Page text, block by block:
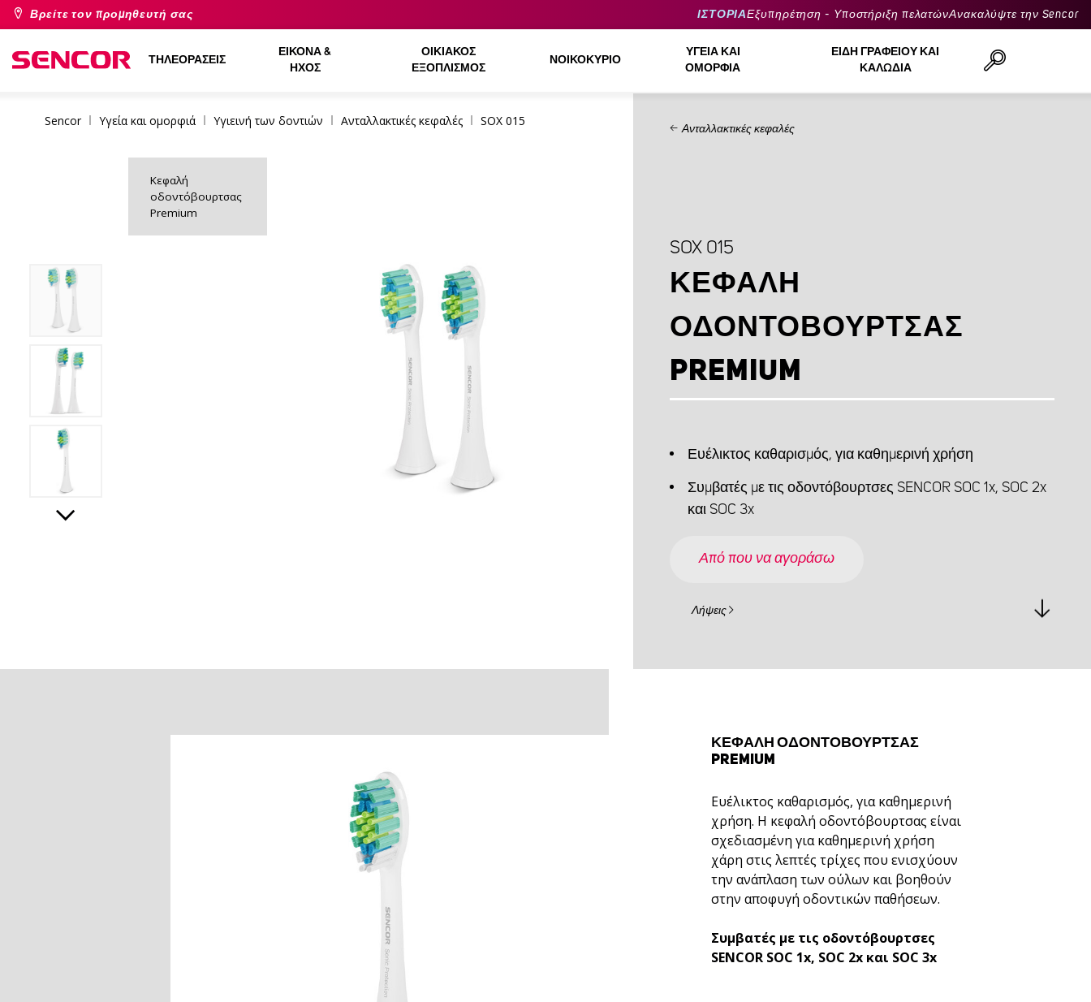
Βρείτε τον προμηθευτή σας ΙΣΤΟΡΙΑΕξυπηρέτηση - Υποστήριξη πελατώνΑνακαλύψτε την Sencor
ΤΗΛΕΟΡΆΣΕΙΣ
ΕΙΚΌΝΑ &
ΉΧΟΣ
ΟΙΚΙΑΚΌΣ
ΕΞΟΠΛΙΣΜΌΣ
ΝΟΙΚΟΚΥΡΙΌ
ΥΓΕΊΑ ΚΑΙ
ΟΜΟΡΦΙΆ
ΕΊΔΗ ΓΡΑΦΕΊΟΥ ΚΑΙ
ΚΑΛΏΔΙΑ
Sencor Υγεία και ομορφιά Υγιεινή των δοντιών Ανταλλακτικές κεφαλές SOX 015
Κεφαλή
οδοντόβουρτσας
Premium
Ανταλλακτικές κεφαλές
SOX 015
ΚΕΦΑΛΉ
ΟΔΟΝΤΌΒΟΥΡΤΣΑΣ
PREMIUM
Ευέλικτος καθαρισμός, για καθημερινή χρήση
Συμβατές με τις οδοντόβουρτσες SENCOR SOC 1x, SOC 2x
και SOC 3x
Από που να αγοράσω
Λήψεις
ΚΕΦΑΛΉ ΟΔΟΝΤΌΒΟΥΡΤΣΑΣ
PREMIUM
Ευέλικτος καθαρισμός, για καθημερινή
χρήση. Η κεφαλή οδοντόβουρτσας είναι
σχεδιασμένη για καθημερινή χρήση
χάρη στις λεπτές τρίχες που ενισχύουν
την ανάπλαση των ούλων και βοηθούν
στην αποφυγή οδοντικών παθήσεων.
Συμβατές με τις οδοντόβουρτσες
SENCOR SOC 1x, SOC 2x και SOC 3x